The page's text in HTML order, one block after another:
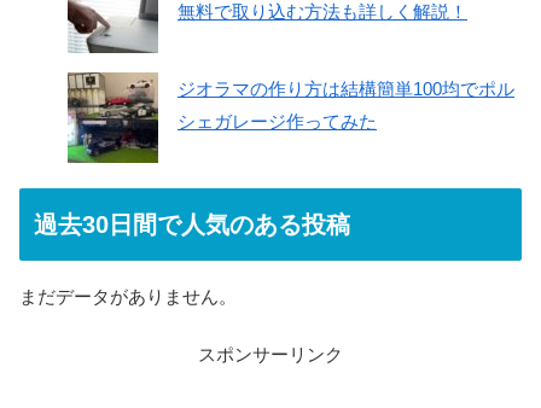
無料で取り込む方法も詳しく解説！
ジオラマの作り方は結構簡単100均でポル
シェガレージ作ってみた
過去30日間で人気のある投稿
まだデータがありません。
スポンサーリンク